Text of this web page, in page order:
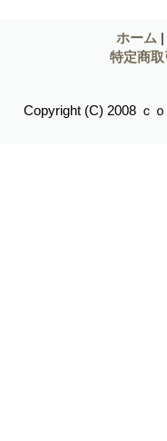
ホーム |
特定商
Copyright (C) 2008 ｃ